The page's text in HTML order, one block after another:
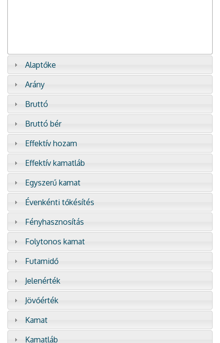
Alaptőke
Arány
Bruttó
Bruttó bér
Effektív hozam
Effektív kamatláb
Egyszerű kamat
Évenkénti tőkésítés
Fényhasznosítás
Folytonos kamat
Futamidő
Jelenérték
Jövőérték
Kamat
Kamatláb